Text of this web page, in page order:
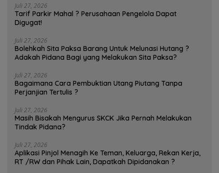
Juli 27, 2026
Tarif Parkir Mahal ? Perusahaan Pengelola Dapat
Digugat!
Juli 27, 2026
Bolehkah Sita Paksa Barang Untuk Melunasi Hutang ?
Adakah Pidana Bagi yang Melakukan Sita Paksa?
Juli 27, 2026
Bagaimana Cara Pembuktian Utang Piutang Tanpa
Perjanjian Tertulis ?
Juli 27, 2026
Masih Bisakah Mengurus SKCK Jika Pernah Melakukan
Tindak Pidana?
Juli 27, 2026
Aplikasi Pinjol Menagih Ke Teman, Keluarga, Rekan Kerja,
RT /RW dan Pihak Lain, Dapatkah Dipidanakan ?